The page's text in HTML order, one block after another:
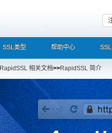
SSL类型 帮助中心
RapidSSL 相关文档>>RapidSSL 简介